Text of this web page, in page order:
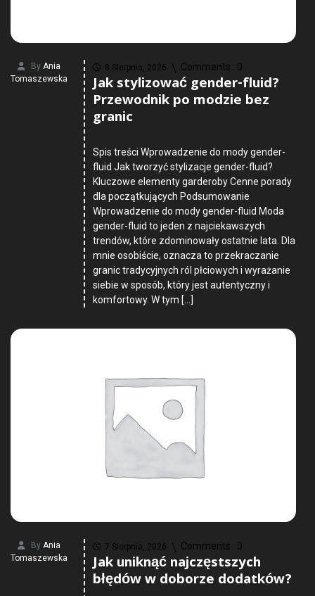
By Ania
Tomaszewska
8 Sierpnia, 2026 Comments : 0
Jak stylizować gender-fluid?
Przewodnik po modzie bez
granic
Spis treści Wprowadzenie do mody gender-
fluid Jak tworzyć stylizacje gender-fluid?
Kluczowe elementy garderoby Cenne porady
dla początkujących Podsumowanie
Wprowadzenie do mody gender-fluid Moda
gender-fluid to jeden z najciekawszych
trendów, które zdominowały ostatnie lata. Dla
mnie osobiście, oznacza to przekraczanie
granic tradycyjnych ról płciowych i wyrażanie
siebie w sposób, który jest autentyczny i
komfortowy. W tym […]
By Ania
Tomaszewska
7 Sierpnia, 2026 Comments : 0
Jak uniknąć najczęstszych
błędów w doborze dodatków?